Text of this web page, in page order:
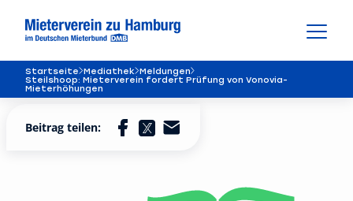
Startseite Mediathek Meldungen
Steilshoop: Mieterverein fordert Prüfung von Vonovia-
Mieterhöhungen
Beitrag teilen: